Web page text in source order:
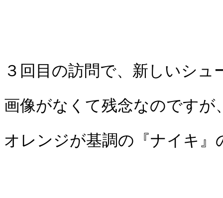
３回目の訪問で、新しいシ
画像がなくて残念なのです
オレンジが基調の『ナイキ』